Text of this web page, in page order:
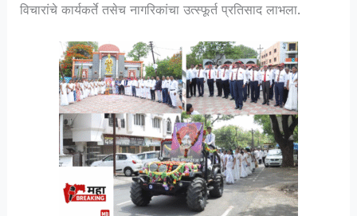
विचारांचे कार्यकर्ते तसेच नागरिकांचा उत्स्फूर्त प्रतिसाद लाभला.